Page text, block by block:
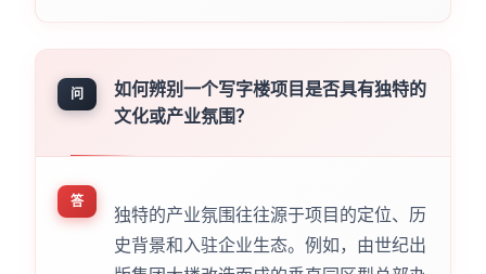
问
如何辨别一个写字楼项目是否具有独特的
文化或产业氛围？
答
独特的产业氛围往往源于项目的定位、历
史背景和入驻企业生态。例如，由世纪出